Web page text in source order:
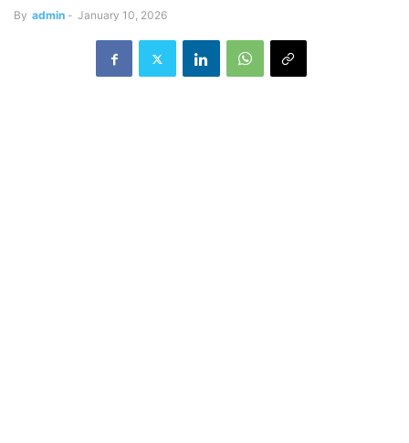
By admin - January 10, 2026